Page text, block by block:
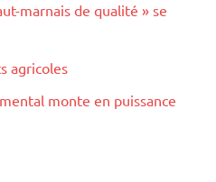
marnais de qualité » se
agricoles
monte en puissance